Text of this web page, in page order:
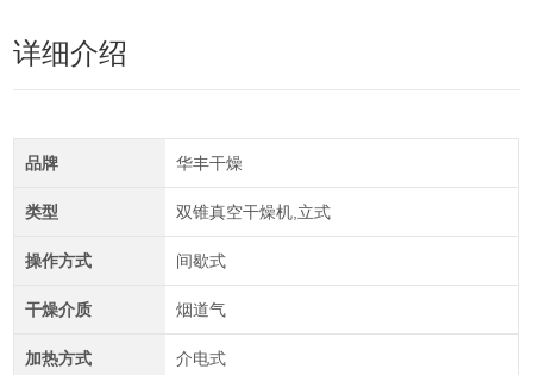
详细介绍
品牌 华丰干燥
类型 双锥真空干燥机,立式
操作方式 间歇式
干燥介质 烟道气
加热方式 介电式